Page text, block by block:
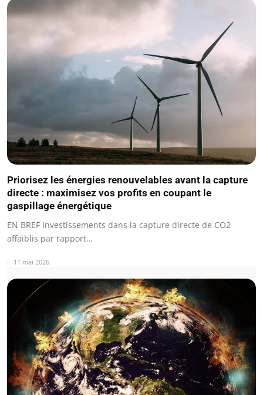
Priorisez les énergies renouvelables avant la capture
directe : maximisez vos profits en coupant le
gaspillage énergétique
EN BREF Investissements dans la capture directe de CO2
affaiblis par rapport…
11 mai 2026